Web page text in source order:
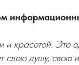
и красотой. Это
душу, свою